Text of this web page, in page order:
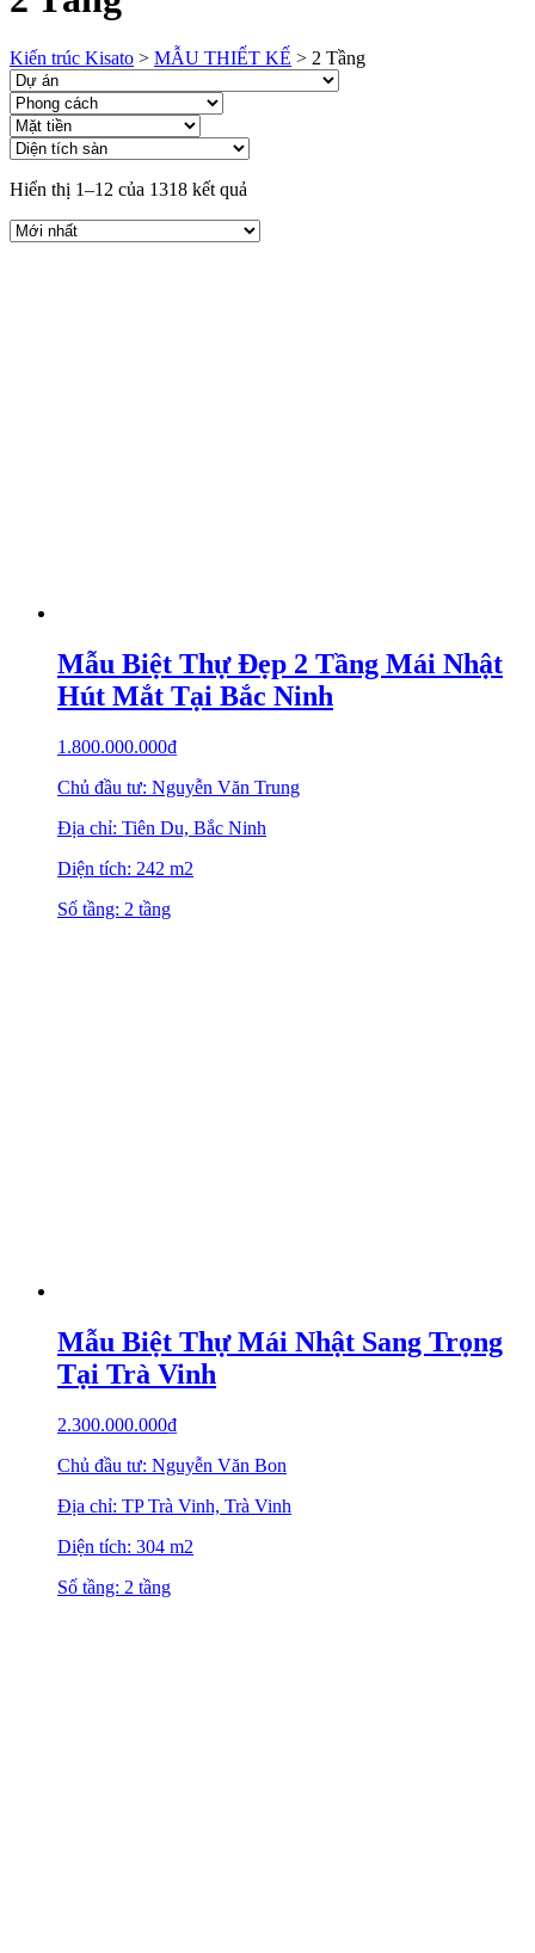
Kiến trúc Kisato > MẪU THIẾT KẾ > 2 Tầng
Hiển thị 1–12 của 1318 kết quả
Mẫu Biệt Thự Đẹp 2 Tầng Mái Nhật
Hút Mắt Tại Bắc Ninh
1.800.000.000₫
Chủ đầu tư: Nguyễn Văn Trung
Địa chỉ: Tiên Du, Bắc Ninh
Diện tích: 242 m2
Số tầng: 2 tầng
Mẫu Biệt Thự Mái Nhật Sang Trọng
Tại Trà Vinh
2.300.000.000₫
Chủ đầu tư: Nguyễn Văn Bon
Địa chỉ: TP Trà Vinh, Trà Vinh
Diện tích: 304 m2
Số tầng: 2 tầng